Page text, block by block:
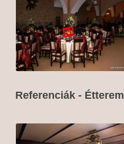
Referenciák - Étterem